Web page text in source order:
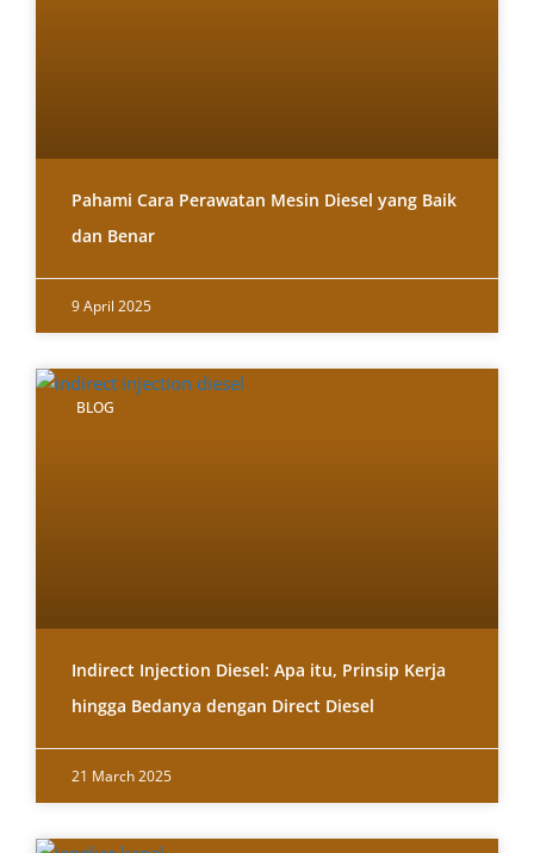
Pahami Cara Perawatan Mesin Diesel yang Baik
dan Benar
9 April 2025
BLOG
Indirect Injection Diesel: Apa itu, Prinsip Kerja
hingga Bedanya dengan Direct Diesel
21 March 2025